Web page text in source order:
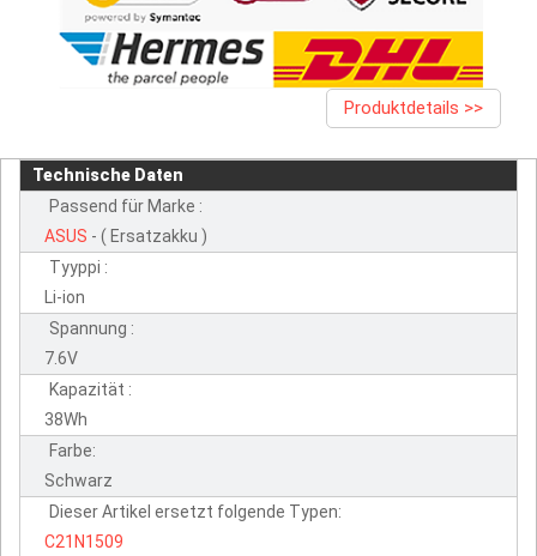
Produktdetails >>
Technische Daten
Passend für Marke :
ASUS - ( Ersatzakku )
Tyyppi :
Li-ion
Spannung :
7.6V
Kapazität :
38Wh
Farbe:
Schwarz
Dieser Artikel ersetzt folgende Typen:
C21N1509